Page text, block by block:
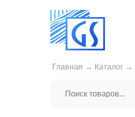
Главная → Каталог →